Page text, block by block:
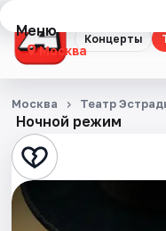
Концерты
Меню
Москва
Концерты
Театр
Стендап
Выставки
Ночной режим
Москва Театр